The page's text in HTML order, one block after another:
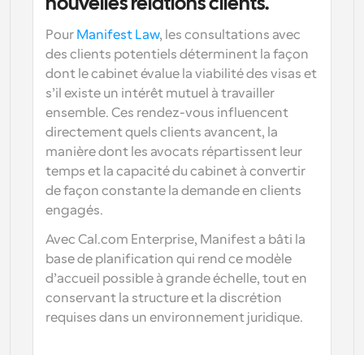
nouvelles relations clients.
Pour Manifest Law, les consultations avec
des clients potentiels déterminent la façon
dont le cabinet évalue la viabilité des visas et
s’il existe un intérêt mutuel à travailler
ensemble. Ces rendez-vous influencent
directement quels clients avancent, la
manière dont les avocats répartissent leur
temps et la capacité du cabinet à convertir
de façon constante la demande en clients
engagés.
Avec Cal.com Enterprise, Manifest a bâti la
base de planification qui rend ce modèle
d’accueil possible à grande échelle, tout en
conservant la structure et la discrétion
requises dans un environnement juridique.